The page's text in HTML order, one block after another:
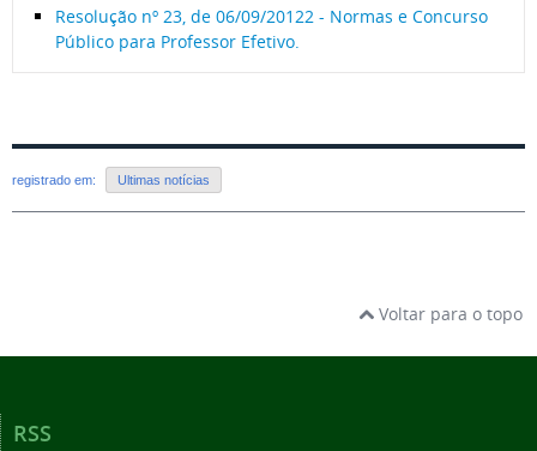
Resolução nº 23, de 06/09/20122 - Normas e Concurso
Público para Professor Efetivo.
registrado em: Ultimas notícias
Voltar para o topo
RSS